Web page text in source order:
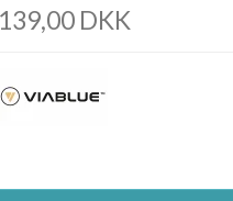
139,00 DKK